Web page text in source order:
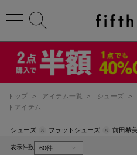
トップ > アイテム一覧 > シューズ >
トアイテム
シューズ フラットシューズ 前田希
表示件数